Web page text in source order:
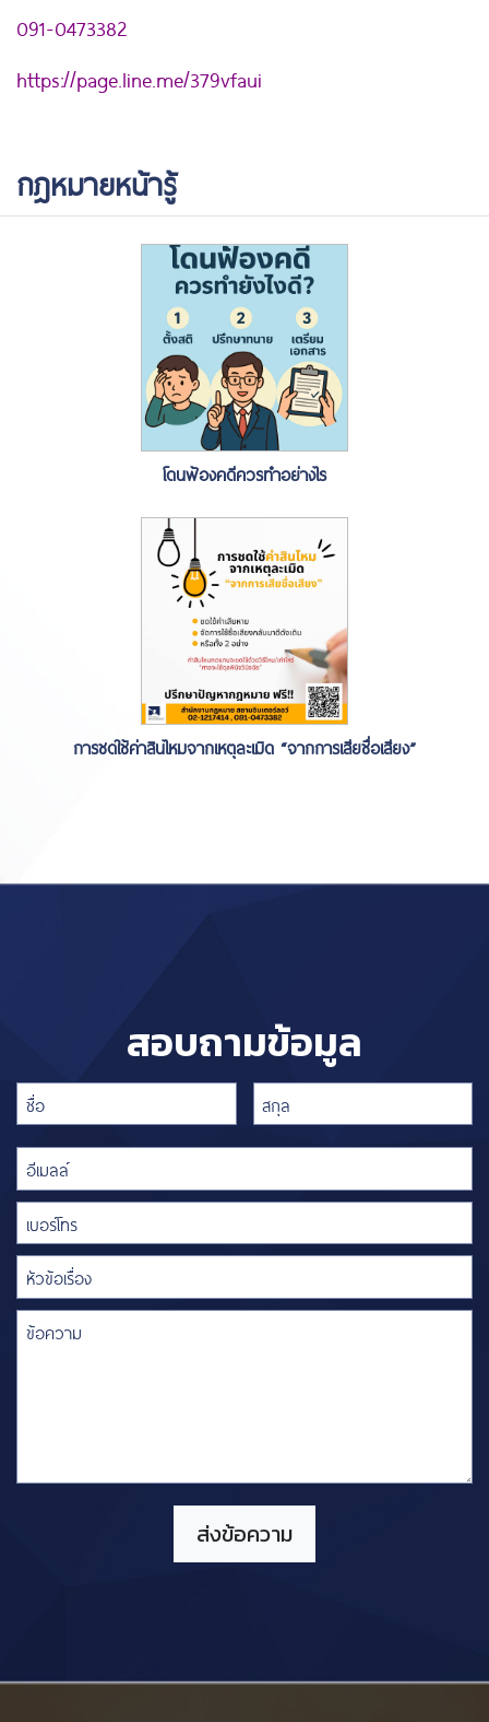
091-0473382
https://page.line.me/379vfaui
กฎหมายหน้ารู้
โดนฟ้องคดีควรทำอย่างไร
การชดใช้ค่าสินไหมจากเหตุละเมิด “จากการเสียชื่อเสียง”
สอบถามข้อมูล